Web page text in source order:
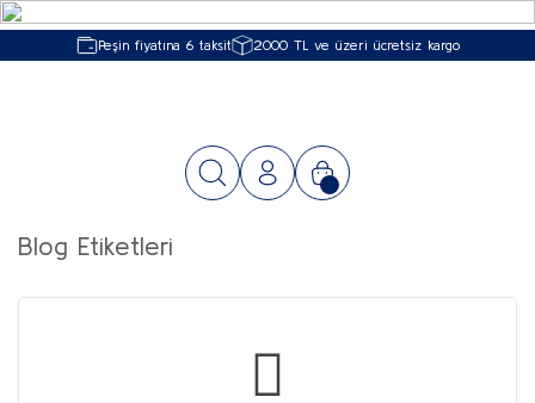
Peşin fiyatına 6 taksit 2000 TL ve üzeri ücretsiz kargo
Blog Etiketleri